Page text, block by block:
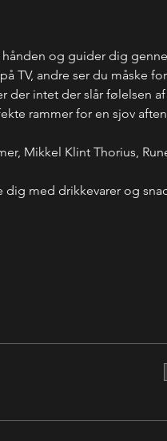
og guider dig
TV, andre ser du måske
der intet der slår følelsen
rammer for en sjov
Mikkel Klint Thorius,
med drikkevarer og